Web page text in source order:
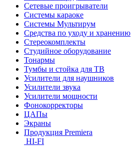
Сетевые проигрыватели
Системы караоке
Системы Мультирум
Средства по уходу и хранению
Стереокомплекты
Студийное оборудование
Тонармы
Тумбы и стойка для ТВ
Усилители для наушников
Усилители звука
Усилители мощности
Фонокорректоры
ЦАПы
Экраны
Продукция Premiera
HI-FI